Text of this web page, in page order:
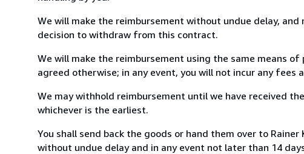
We will make the reimbursement without undue delay,
decision to withdraw from this contract.
We will make the reimbursement using the same means
agreed otherwise; in any event, you will not incur any fees
We may withhold reimbursement until we have received
whichever is the earliest.
You shall send back the goods or hand them over to
without undue delay and in any event not later than 14